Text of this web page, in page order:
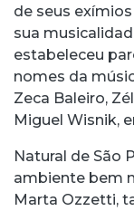
de seus
sua
estabeleceu
nomes da
Zeca Baleiro,
Miguel Wisnik,
Natural de São
ambiente bem
Marta Ozzetti,